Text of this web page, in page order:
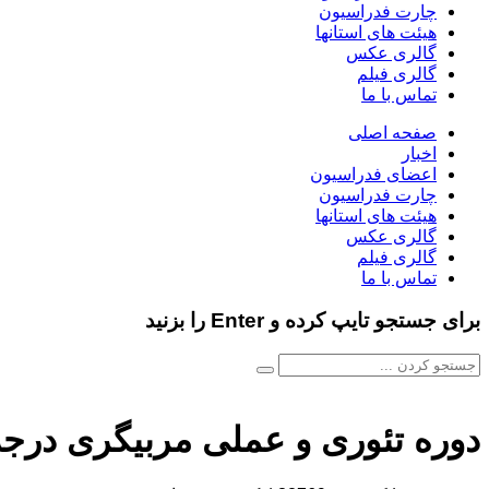
چارت فدراسیون
هیئت های استانها
گالری عکس
گالری فیلم
تماس با ما
صفحه اصلی
اخبار
اعضای فدراسیون
چارت فدراسیون
هیئت های استانها
گالری عکس
گالری فیلم
تماس با ما
برای جستجو تایپ کرده و Enter را بزنید
دوره تئوری و عملی مربیگری درجه ۲ اینلاین فری استایل برگزار